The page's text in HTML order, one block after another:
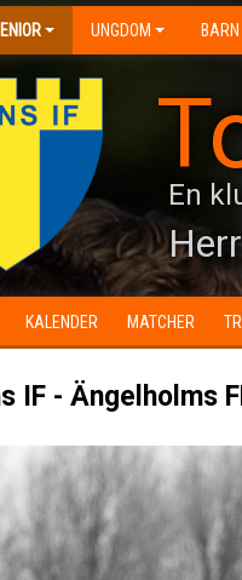
UNGDOM BARN
En
Herr
KALENDER MATCHER
IF - Ängelholms